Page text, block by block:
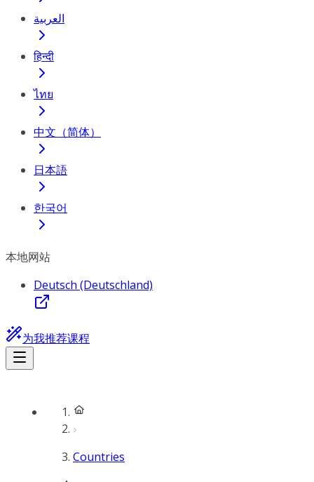
العربية
हिन्दी
ไทย
中文（简体）
日本語
한국어
本地网站
Deutsch (Deutschland)
为我推荐课程
Countries